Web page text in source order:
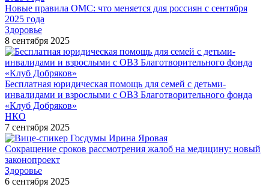
Новые правила ОМС: что меняется для россиян с сентября
2025 года
Здоровье
8 сентября 2025
Бесплатная юридическая помощь для семей с детьми-
инвалидами и взрослыми с ОВЗ Благотворительного фонда
«Клуб Добряков»
НКО
7 сентября 2025
Сокращение сроков рассмотрения жалоб на медицину: новый
законопроект
Здоровье
6 сентября 2025